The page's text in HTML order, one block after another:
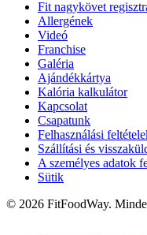
Fit nagykövet
Allergének
Videó
Franchise
Galéria
Ajándékkártya
Kalória kalkulátor
Kapcsolat
Csapatunk
Felhasználási
Szállítási és
A személyes adatok
Sütik
© 2026 FitFoodWay.